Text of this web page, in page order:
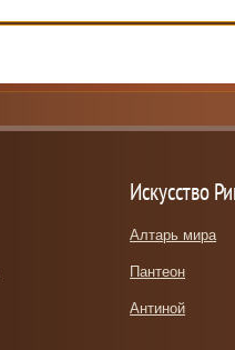
Искусство
Алтарь мира
Пантеон
Антиной